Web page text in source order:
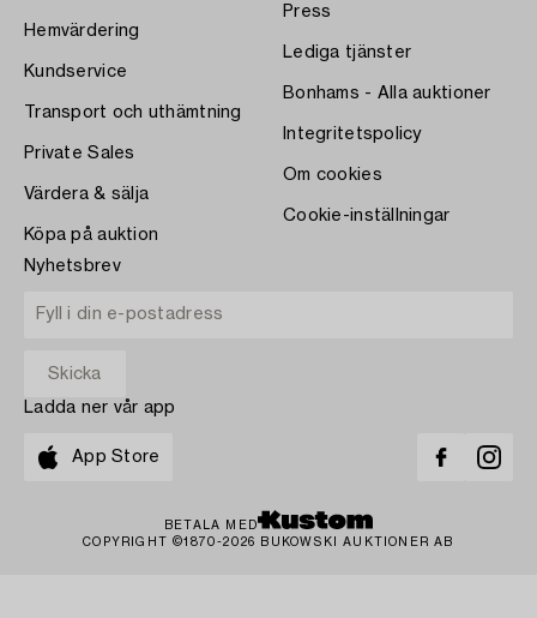
Hemvärdering
Kundservice
Transport och uthämtning
Private Sales
Värdera & sälja
Köpa på auktion
Press
Lediga tjänster
Bonhams - Alla auktioner
Integritetspolicy
Om cookies
Cookie-inställningar
Nyhetsbrev
Ladda ner vår app
App Store
BETALA MED
COPYRIGHT ©1870-2026 BUKOWSKI AUKTIONER AB